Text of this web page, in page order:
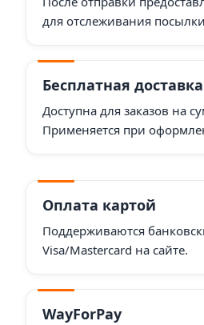
для отслеживания
Бесплатная доставка
Доступна для заказов на
Применяется при
Оплата картой
Поддерживаются
Visa/Mastercard на сайте.
WayForPay